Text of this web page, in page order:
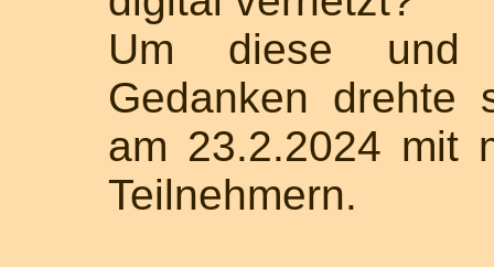
Um diese und
Gedanken drehte
am 23.2.2024 mit
Teilnehmern.